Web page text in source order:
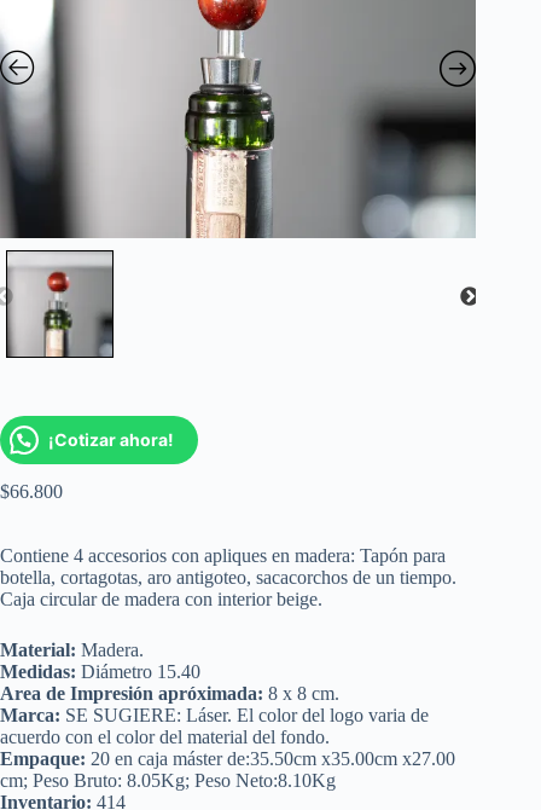
¡Cotizar ahora!
$66.800
Contiene 4 accesorios con apliques en madera: Tapón para
botella, cortagotas, aro antigoteo, sacacorchos de un tiempo.
Caja circular de madera con interior beige.
Material: Madera.
Medidas: Diámetro 15.40
Area de Impresión apróximada: 8 x 8 cm.
Marca: SE SUGIERE: Láser. El color del logo varia de
acuerdo con el color del material del fondo.
Empaque: 20 en caja máster de:35.50cm x35.00cm x27.00
cm; Peso Bruto: 8.05Kg; Peso Neto:8.10Kg
Inventario: 414